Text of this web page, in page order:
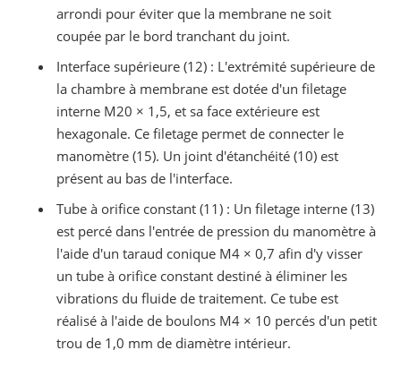
arrondi pour éviter que la membrane ne soit
coupée par le bord tranchant du joint.
Interface supérieure (12) : L'extrémité supérieure de
la chambre à membrane est dotée d'un filetage
interne M20 × 1,5, et sa face extérieure est
hexagonale. Ce filetage permet de connecter le
manomètre (15). Un joint d'étanchéité (10) est
présent au bas de l'interface.
Tube à orifice constant (11) : Un filetage interne (13)
est percé dans l'entrée de pression du manomètre à
l'aide d'un taraud conique M4 × 0,7 afin d'y visser
un tube à orifice constant destiné à éliminer les
vibrations du fluide de traitement. Ce tube est
réalisé à l'aide de boulons M4 × 10 percés d'un petit
trou de 1,0 mm de diamètre intérieur.